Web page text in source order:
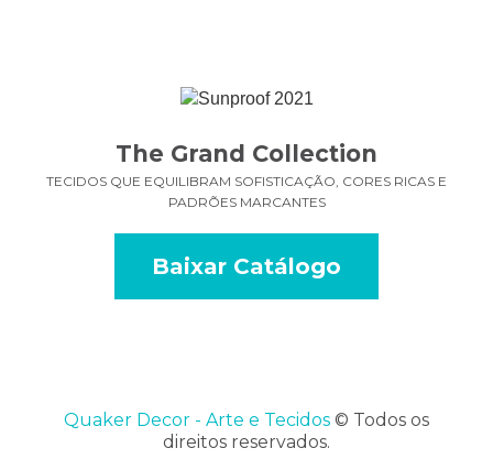
The Grand Collection
TECIDOS QUE EQUILIBRAM SOFISTICAÇÃO, CORES RICAS E
PADRÕES MARCANTES
Baixar Catálogo
Quaker Decor - Arte e Tecidos © Todos os
direitos reservados.